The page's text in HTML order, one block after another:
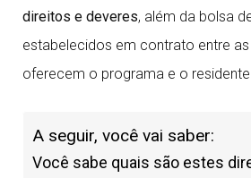
direitos e deveres, além da bolsa
estabelecidos em contrato entre
oferecem o programa e o
A seguir, você vai saber:
Você sabe quais são estes